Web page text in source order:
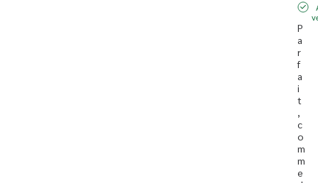
P
a
r
f
a
i
t
,
c
o
m
m
e